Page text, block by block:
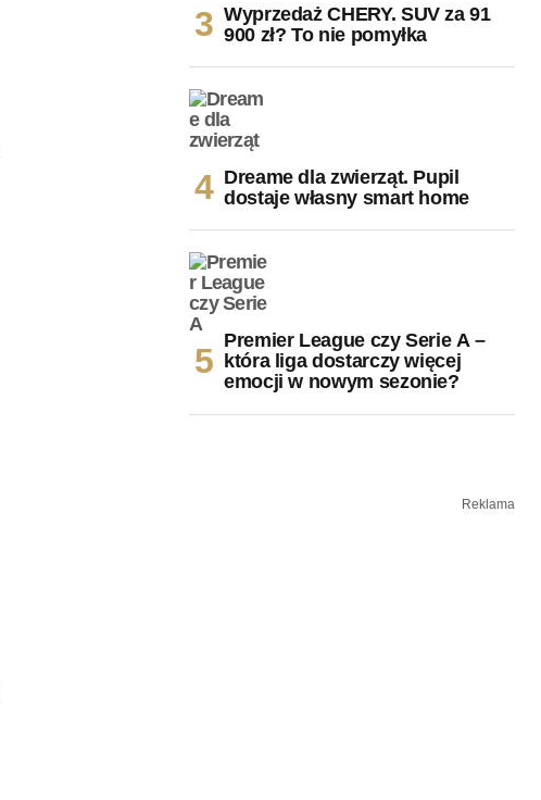
Wyprzedaż CHERY. SUV za 91
900 zł? To nie pomyłka
Dreame dla zwierząt. Pupil
dostaje własny smart home
Premier League czy Serie A –
która liga dostarczy więcej
emocji w nowym sezonie?
Reklama